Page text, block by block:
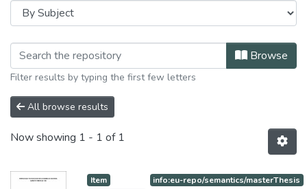
Browsing Maestria en Derecho by
Browse
Filter results by typing the first few letters
All browse results
Now showing 1 - 1 of 1
Item
info:eu-repo/semantics/masterThesis